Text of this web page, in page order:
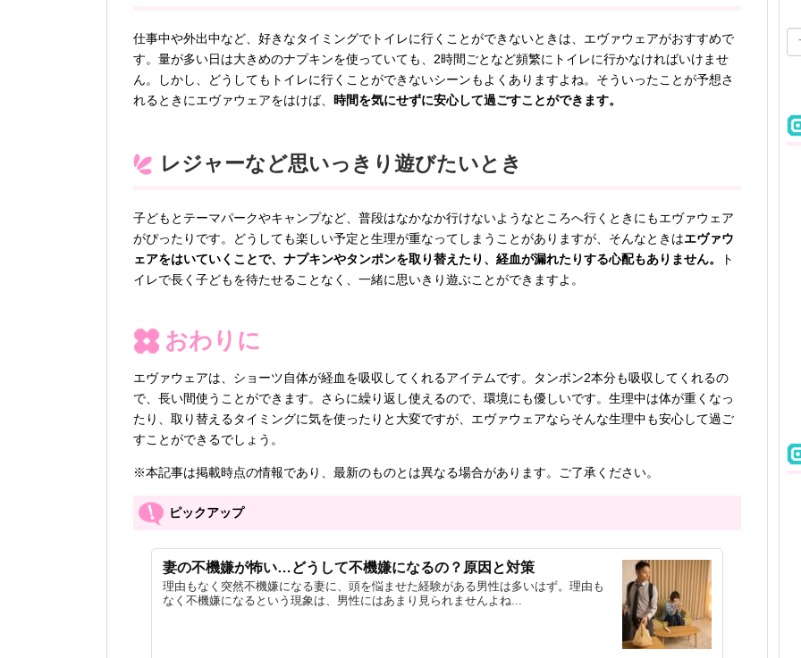
仕事中や外出中など、好きなタイミングでトイレに行くことができないときは、エヴァウェアがおすすめで
す。量が多い日は大きめのナプキンを使っていても、2時間ごとなど頻繁にトイレに行かなければいけませ
ん。しかし、どうしてもトイレに行くことができないシーンもよくありますよね。そういったことが予想さ
れるときにエヴァウェアをはけば、 時間を気にせずに安心して過ごすことができます。
レジャーなど思いっきり遊びたいとき
子どもとテーマパークやキャンプなど、普段はなかなか行けないようなところへ行くときにもエヴァウェア
がぴったりです。どうしても楽しい予定と生理が重なってしまうことがありますが、そんなときはエヴァウ
ェアをはいていくことで、ナプキンやタンポンを取り替えたり、経血が漏れたりする心配もありません。
ト
イレで長く子どもを待たせることなく、一緒に思いきり遊ぶことができますよ。
おわりに
エヴァウェアは、ショーツ自体が経血を吸収してくれるアイテムです。タンポン2本分も吸収してくれるの
で、長い間使うことができます。さらに繰り返し使えるので、環境にも優しいです。生理中は体が重くなっ
たり、取り替えるタイミングに気を使ったりと大変ですが、エヴァウェアならそんな生理中も安心して過ご
すことができるでしょう。
※本記事は掲載時点の情報であり、最新のものとは異なる場合があります。ご了承ください。
ピックアップ
妻の不機嫌が怖い…どうして不機嫌になるの？原因と対策
理由もなく突然不機嫌になる妻に、頭を悩ませた経験がある男性は多いはず。理由も
なく不機嫌になるという現象は、男性にはあまり見られませんよね...